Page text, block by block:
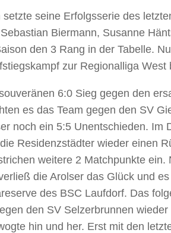
seine Erfolgsserie des
Biermann, Susanne
den 3 Rang in der Tabelle.
zur Regionalliga West
6:0 Sieg gegen den
es das Team gegen den SV
noch ein 5:5 Unentschieden. Im
Residenzstädter wieder einen
weitere 2 Matchpunkte
die Arolser das Glück und
des BSC Laufdorf. Das
den SV Selzerbrunnen
hin und her. Erst mit den